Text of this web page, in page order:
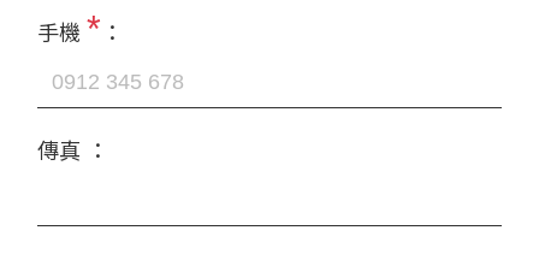
手機 * ：
傳真 ：